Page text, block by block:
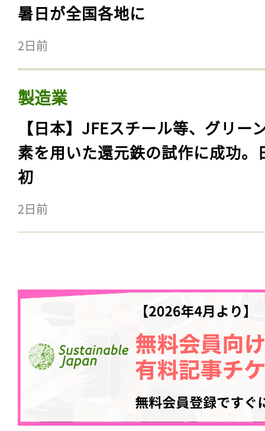
暑日が全国各地に
2日前
製造業
【日本】JFEスチール等、グリー
素を用いた還元鉄の試作に成功。
初
2日前